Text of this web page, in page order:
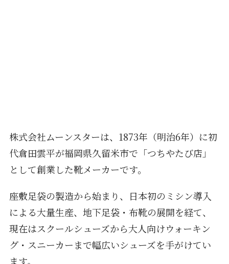
株式会社ムーンスターは、1873年（明治6年）に初
代倉田雲平が福岡県久留米市で「つちやたび店」
として創業した靴メーカーです。
座敷足袋の製造から始まり、日本初のミシン導入
による大量生産、地下足袋・布靴の展開を経て、
現在はスクールシューズから大人向けウォーキン
グ・スニーカーまで幅広いシューズを手がけてい
ます。